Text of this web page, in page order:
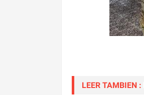
LEER TAMBIEN :